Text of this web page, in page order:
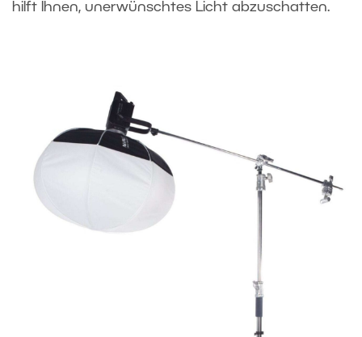
hilft Ihnen, unerwünschtes Licht abzuschatten.